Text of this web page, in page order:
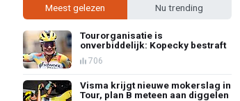
Meest gelezen Nu trending
Tourorganisatie is
onverbiddelijk: Kopecky bestraft
706
Visma krijgt nieuwe mokerslag in
Tour, plan B meteen aan diggelen